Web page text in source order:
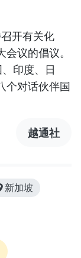
开有关化
议的倡议。
印度、日
个对话伙伴国
越通社
新加坡